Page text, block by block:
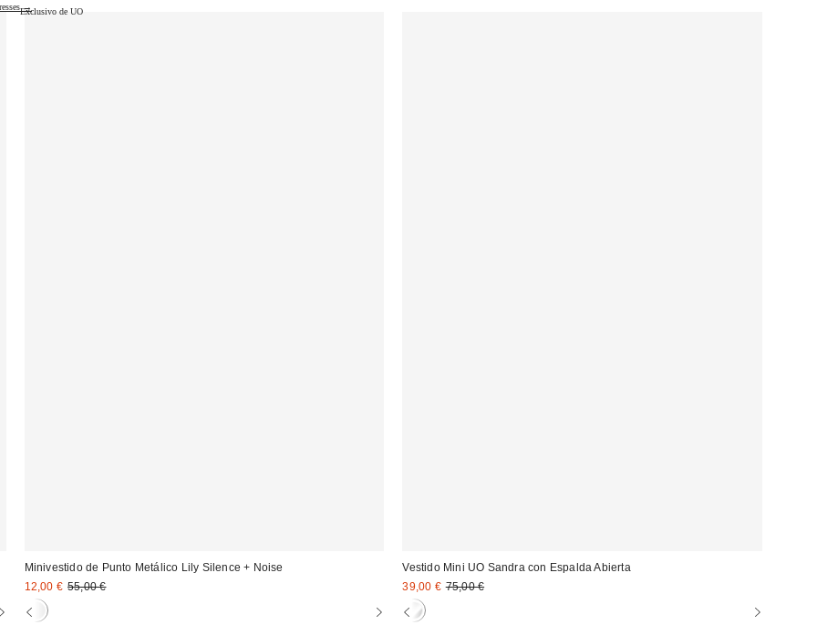
→
Exclusivo de UO
Minivestido de Punto Metálico Lily Silence + Noise
Precio
rebajado:
12,00 € Precio
55,00 €
Vestido Mini UO Sandra con Espalda Abierta
Precio
rebajado:
39,00 € Precio
75,00 €